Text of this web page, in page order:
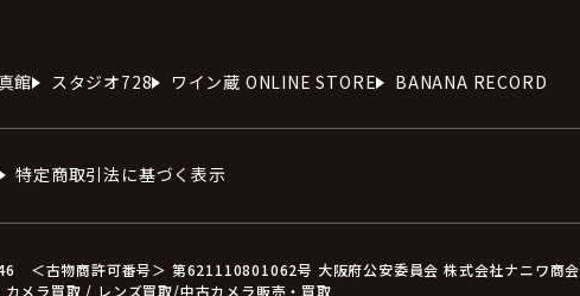
館 スタジオ728 ワイン蔵 ONLINE STORE BANANA RECORD
特定商取引法に基づく表示
＜古物商許可番号＞ 第621110801062号 大阪府公安委員会 株式会社ナニワ商会
メラ買取 / レンズ買取/中古カメラ販売・買取